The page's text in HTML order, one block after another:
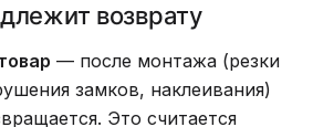
возврату
— после монтажа (резки
замков, наклеивания)
Это считается